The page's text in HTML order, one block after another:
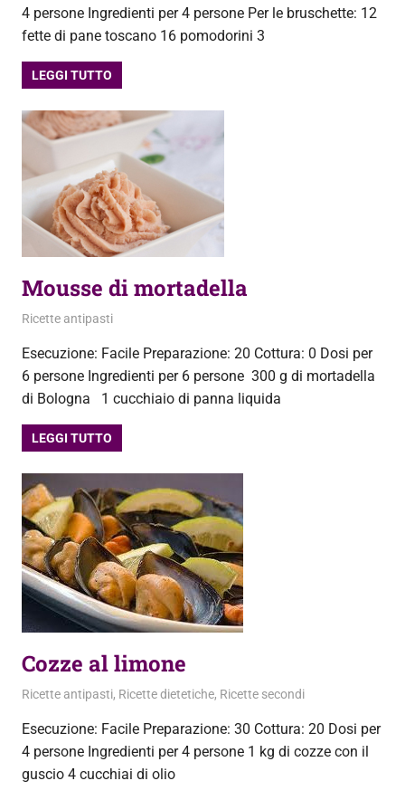
4 persone Ingredienti per 4 persone Per le bruschette: 12
fette di pane toscano 16 pomodorini 3
LEGGI TUTTO
Mousse di mortadella
23 Aprile 2013
admin
Ricette antipasti
Esecuzione: Facile Preparazione: 20 Cottura: 0 Dosi per
6 persone Ingredienti per 6 persone 300 g di mortadella
di Bologna 1 cucchiaio di panna liquida
LEGGI TUTTO
Cozze al limone
4 Aprile 2013
admin
Ricette antipasti, Ricette dietetiche, Ricette secondi
Esecuzione: Facile Preparazione: 30 Cottura: 20 Dosi per
4 persone Ingredienti per 4 persone 1 kg di cozze con il
guscio 4 cucchiai di olio